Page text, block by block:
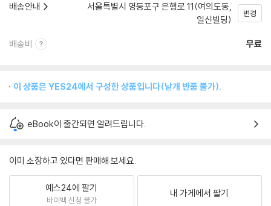
배송안내
서울특별시 영등포구 은행로 11(여의도동,
일신빌딩)
변경
배송비 무료
이 상품은 YES24에서 구성한 상품입니다(낱개 반품 불가).
eBook이 출간되면 알려드립니다.
이미 소장하고 있다면 판매해 보세요.
예스24에 팔기
바이백 신청 불가
내 가게에서 팔기